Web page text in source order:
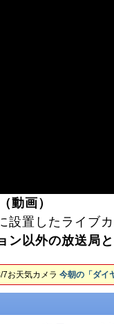
動画）
設置したライブ
以外の放送局